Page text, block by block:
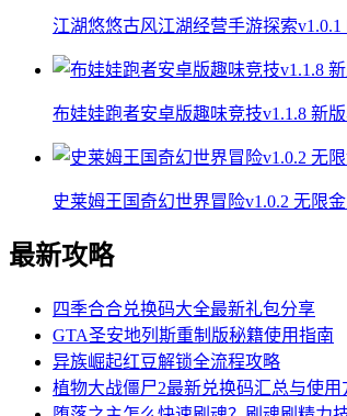
江湖悠悠古风江湖经营手游探索v1.0.1
布娃娃跑者安卓版趣味竞技v1.1.8 新
史莱姆王国奇幻世界冒险v1.0.2 无限
最新攻略
四季合合兑换码大全最新礼包分享
GTA圣安地列斯重制版秘籍使用指南
异族崛起红豆解锁全流程攻略
植物大战僵尸2最新兑换码汇总与使用